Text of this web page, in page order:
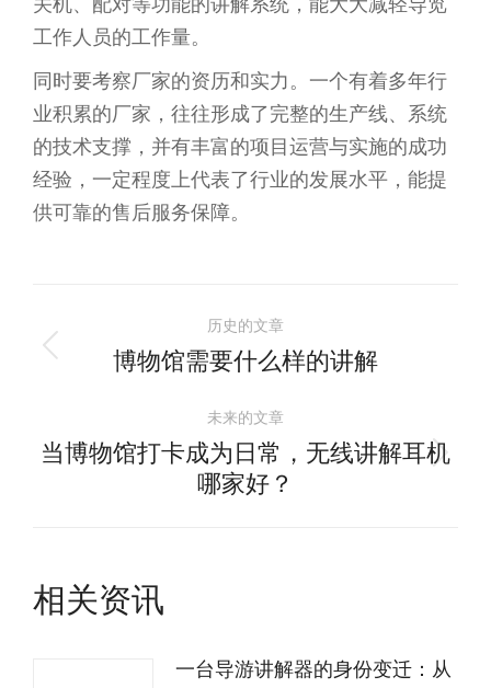
工作人员的工作量。
同时要考察厂家的资历和实力。一个有着多年行
业积累的厂家，往往形成了完整的生产线、系统
的技术支撑，并有丰富的项目运营与实施的成功
经验，一定程度上代表了行业的发展水平，能提
供可靠的售后服务保障。
文
章
导
航
历史的文章
历
的
文
章：
博物馆需要什么样的讲解
未来的文章
未
来
当博物馆打卡成为日常，无线讲解耳机
哪家好？
相关资讯
一台导游讲解器的身份变迁：从